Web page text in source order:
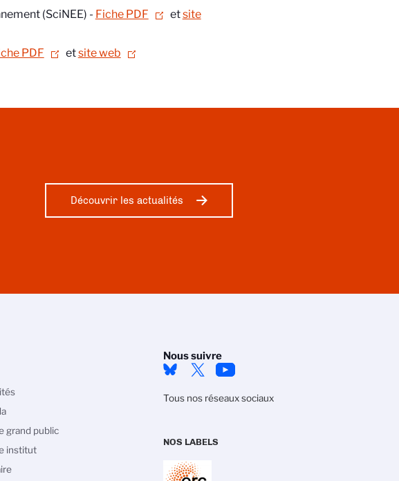
(SciNEE) - Fiche PDF etsite
PDF etsite web
Découvrir les actualités
Nous suivre
Tous nos réseaux sociaux
NOS LABELS
grand public
institut